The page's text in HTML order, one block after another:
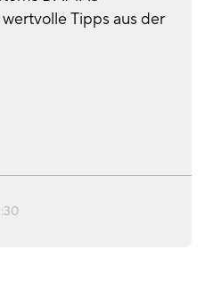
Tipps aus der